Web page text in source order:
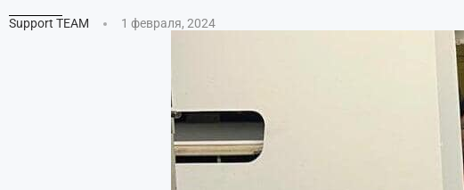
Support TEAM 1 февраля, 2024